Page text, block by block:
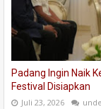
Padang Ingin Naik
Festival Disiapkan
Juli 23, 2026